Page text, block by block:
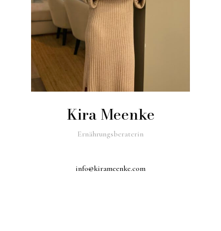
Kira Meenke
Ernährungsberaterin
info@kirameenke.com